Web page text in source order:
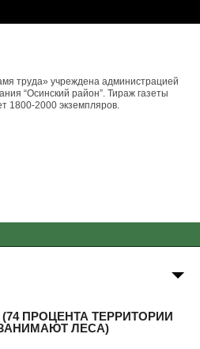
труда» учреждена администрацией
“Осинский район”. Тираж газеты
1800-2000 экземпляров.
ПРОЦЕНТА ТЕРРИТОРИИ
ЛЕСА)